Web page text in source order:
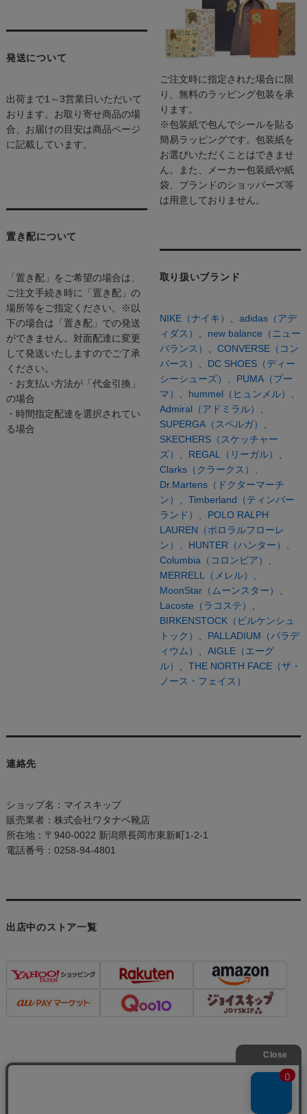
発送について
出荷まで1～3営業日いただいて
おります。お取り寄せ商品の場
合、お届けの目安は商品ページ
に記載しています。
置き配について
「置き配」をご希望の場合は、
ご注文手続き時に「置き配」の
場所等をご指定ください。※以
下の場合は「置き配」での発送
ができません。対面配達に変更
して発送いたしますのでご了承
ください。
・お支払い方法が「代金引換」
の場合
・時間指定配達を選択されてい
る場合
ご注文時に指定された場合に限
り、無料のラッピング包装を承
ります。
※包装紙で包んでシールを貼る
簡易ラッピングです。包装紙を
お選びいただくことはできませ
ん。また、メーカー包装紙や紙
袋、ブランドのショッパーズ等
は用意しておりません。
取り扱いブランド
NIKE（ナイキ）
adidas（アデ
ィダス）
new balance（ニュー
バランス）
CONVERSE（コン
バース）、 DC SHOES（ディー
シーシューズ）、 PUMA（プー
マ）、 hummel（ヒュンメル）、
Admiral（アドミラル）
SUPERGA（スペルガ）
SKECHERS（スケッチャー
ズ）
REGAL（リーガル）
Clarks（クラークス）、
Dr.Martens（ドクターマーチ
ン）、 Timberland（ティンバー
ランド）、 POLO RALPH
LAUREN（ポロラルフローレ
ン）、 HUNTER（ハンター）、
Columbia（コロンビア）、
MERRELL（メレル）、
MoonStar（ムーンスター）
Lacoste（ラコステ）
BIRKENSTOCK（ビルケンシュ
トック）
PALLADIUM（パラデ
ィウム）
AIGLE（エーグ
ル）
THE NORTH FACE（ザ・
ノース・フェイス）
連絡先
ショップ名：マイスキップ
販売業者：株式会社ワタナベ靴店
所在地：〒940-0022 新潟県長岡市東新町1-2-1
電話番号：0258-94-4801
出店中のストア一覧